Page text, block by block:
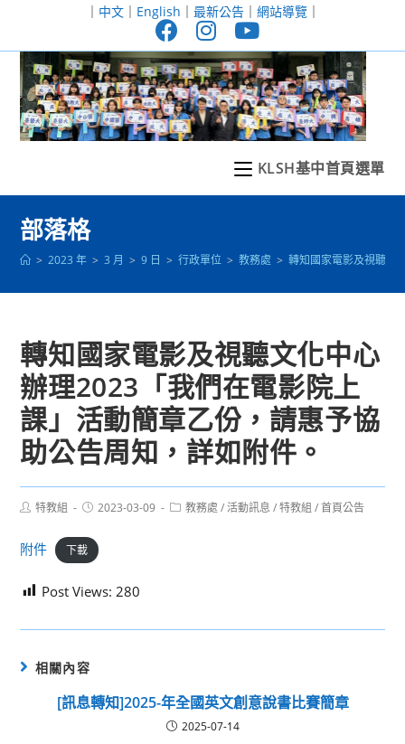
至
｜ 中文｜ English ｜ 最新公告｜ 網站導覽｜
KLSH基中首頁選單
部落格
> 2023 年 > 3 月 > 9 日 > 行政單位 > 教務處 > 轉知國家電影及視聽文
轉知國家電影及視聽文化中心
辦理2023「我們在電影院上
課」活動簡章乙份，請惠予協
助公告周知，詳如附件。
Post特教組
Post2023-03-09
Post教務處 / 活動訊息 / 特教組 / 首頁公告
附件 下載
Post Views: 280
相關內容
[訊息轉知]2025-年全國英文創意說書比賽簡章
2025-07-14